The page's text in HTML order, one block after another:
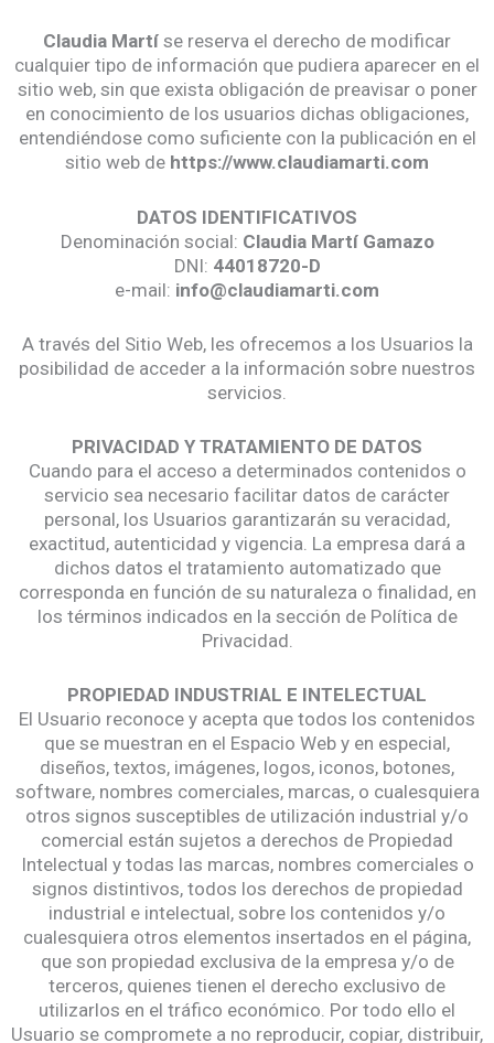
Claudia Martí se reserva el derecho de modificar
cualquier tipo de información que pudiera aparecer en el
sitio web, sin que exista obligación de preavisar o poner
en conocimiento de los usuarios dichas obligaciones,
entendiéndose como suficiente con la publicación en el
sitio web de https://www.claudiamarti.com
DATOS IDENTIFICATIVOS
Denominación social: Claudia Martí Gamazo
DNI: 44018720-D
e-mail: info@claudiamarti.com
A través del Sitio Web, les ofrecemos a los Usuarios la
posibilidad de acceder a la información sobre nuestros
servicios.
PRIVACIDAD Y TRATAMIENTO DE DATOS
Cuando para el acceso a determinados contenidos o
servicio sea necesario facilitar datos de carácter
personal, los Usuarios garantizarán su veracidad,
exactitud, autenticidad y vigencia. La empresa dará a
dichos datos el tratamiento automatizado que
corresponda en función de su naturaleza o finalidad, en
los términos indicados en la sección de Política de
Privacidad.
PROPIEDAD INDUSTRIAL E INTELECTUAL
El Usuario reconoce y acepta que todos los contenidos
que se muestran en el Espacio Web y en especial,
diseños, textos, imágenes, logos, iconos, botones,
software, nombres comerciales, marcas, o cualesquiera
otros signos susceptibles de utilización industrial y/o
comercial están sujetos a derechos de Propiedad
Intelectual y todas las marcas, nombres comerciales o
signos distintivos, todos los derechos de propiedad
industrial e intelectual, sobre los contenidos y/o
cualesquiera otros elementos insertados en el página,
que son propiedad exclusiva de la empresa y/o de
terceros, quienes tienen el derecho exclusivo de
utilizarlos en el tráfico económico. Por todo ello el
Usuario se compromete a no reproducir, copiar, distribuir,